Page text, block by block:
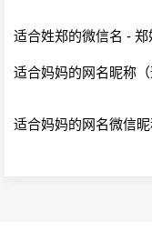
适合姓郑的微信名 -
适合妈妈的网名昵称
适合妈妈的网名微信